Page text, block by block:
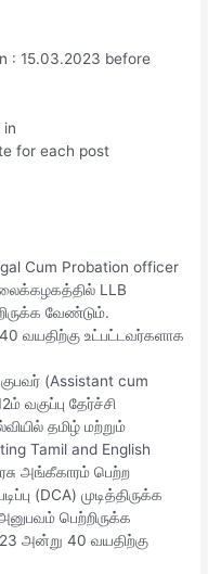
: 15.03.2023 before
in
for each post
Cum Probation officer
LLB
வேண்டும்.
வயதிற்கு உட்பட்டவர்களாக
(Assistant cum
வகுப்பு தேர்ச்சி
தமிழ் மற்றும்
Tamil and English
அங்கீகாரம் பெற்ற
(DCA) முடித்திருக்க
பெற்றிருக்க
அன்று 40 வயதிற்கு